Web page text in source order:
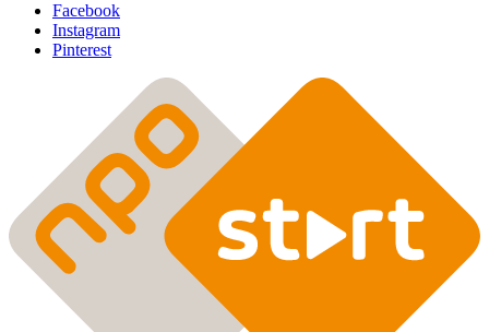
Facebook
Instagram
Pinterest